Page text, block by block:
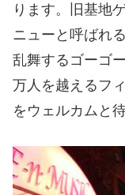
ります。旧基地
ニューと呼ばれ
乱舞するゴーゴ
万人を越えるフ
をウェルカムと